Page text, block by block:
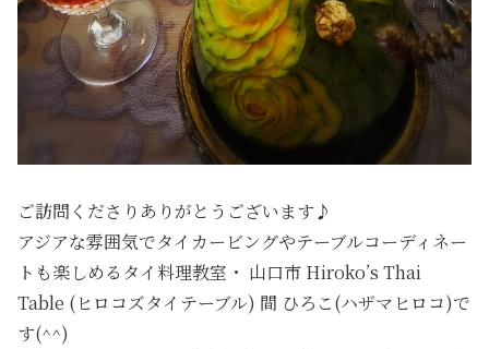
ご訪問くださりありがとうございます♪
アジアな雰囲気でタイカービングやテーブルコーディネー
トも楽しめるタイ料理教室・ 山口市 Hiroko’s Thai
Table (ヒロコズタイテーブル) 間 ひろこ(ハザマヒロコ)で
す(^^)